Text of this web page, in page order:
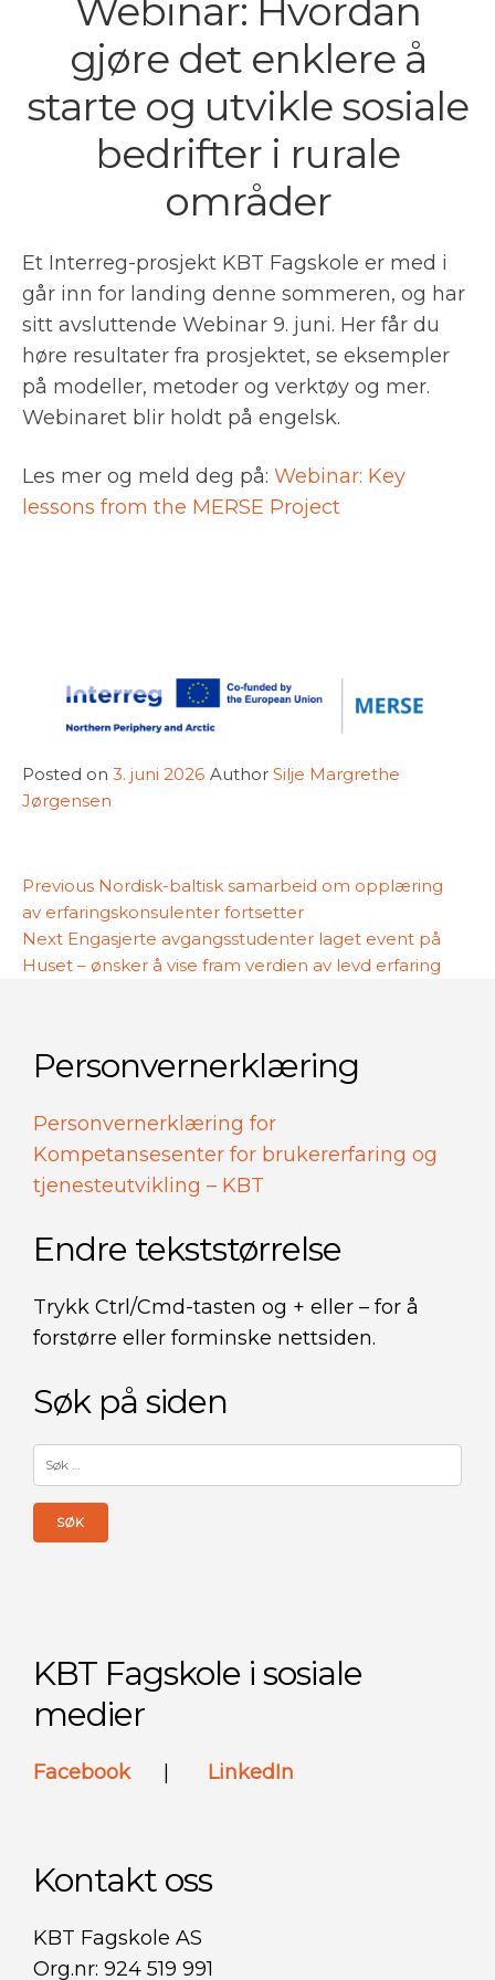
Webinar: Hvordan
gjøre det enklere å
starte og utvikle sosiale
bedrifter i rurale
områder
Et Interreg-prosjekt KBT Fagskole er med i
går inn for landing denne sommeren, og har
sitt avsluttende Webinar 9. juni. Her får du
høre resultater fra prosjektet, se eksempler
på modeller, metoder og verktøy og mer.
Webinaret blir holdt på engelsk.
Les mer og meld deg på: Webinar: Key
lessons from the MERSE Project
Posted on 3. juni 2026 Author Silje Margrethe
Jørgensen
Innleggsnavigasjon
Previous Previous
post:
Nordisk-baltisk samarbeid om opplæring
av erfaringskonsulenter fortsetter
Next Next
post:
Engasjerte avgangsstudenter laget event på
Huset – ønsker å vise fram verdien av levd erfaring
Personvernerklæring
Personvernerklæring for
Kompetansesenter for brukererfaring og
tjenesteutvikling – KBT
Endre tekststørrelse
Trykk Ctrl/Cmd-tasten og + eller – for å
forstørre eller forminske nettsiden.
Søk på siden
etter:
KBT Fagskole i sosiale
medier
Facebook | LinkedIn
Kontakt oss
KBT Fagskole AS
Org.nr: 924 519 991